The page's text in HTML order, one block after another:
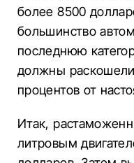
более 8500
большинство
последнюю
должны
процентов от
Итак,
литровым